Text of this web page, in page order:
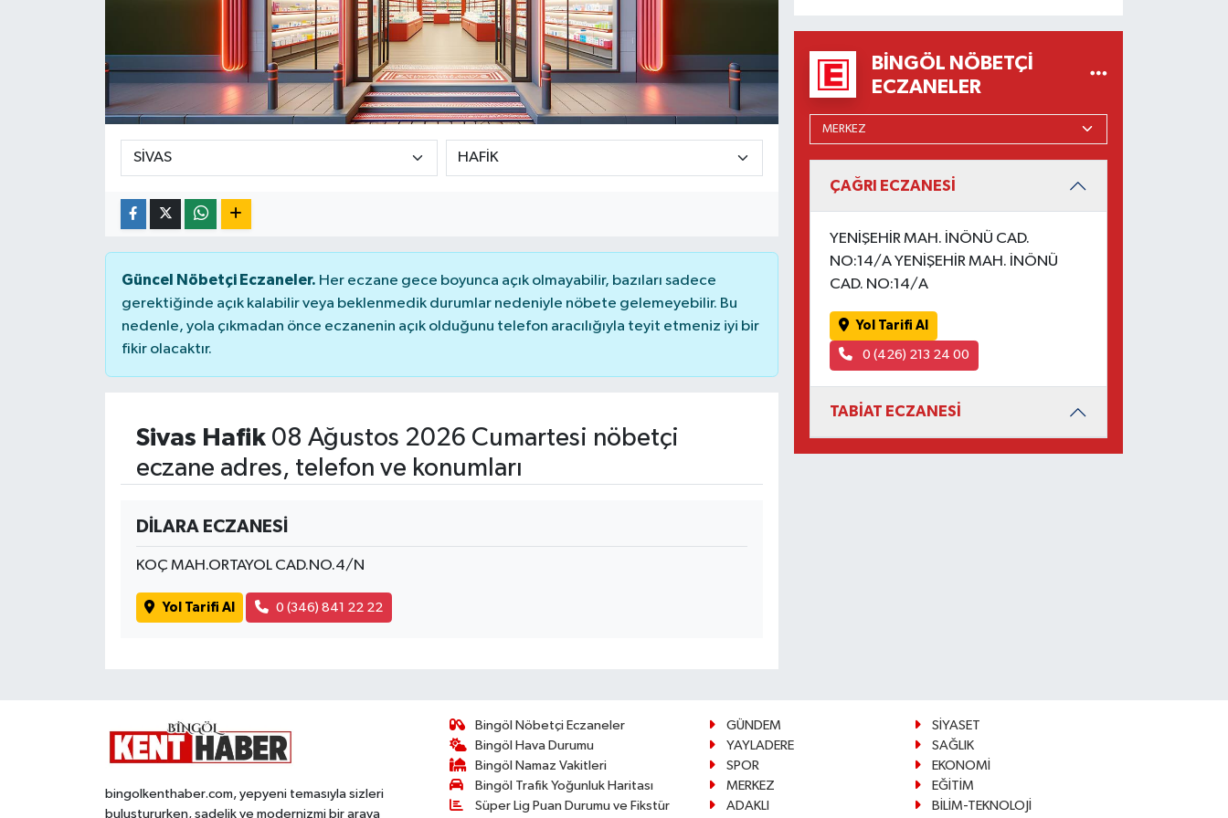
Güncel Nöbetçi Eczaneler. Her eczane gece boyunca açık olmayabilir, bazıları sadece
gerektiğinde açık kalabilir veya beklenmedik durumlar nedeniyle nöbete gelemeyebilir. Bu
nedenle, yola çıkmadan önce eczanenin açık olduğunu telefon aracılığıyla teyit etmeniz iyi bir
fikir olacaktır.
Sivas Hafik08 Ağustos 2026 Cumartesi nöbetçi
eczane adres, telefon ve konumları
DİLARA ECZANESİ
KOÇ MAH.ORTAYOL CAD.NO.4/N
Yol Tarifi Al 0 (346) 841 22 22
BINGÖL NÖBETÇI
ECZANELER
ÇAĞRI ECZANESİ
YENİŞEHİR MAH. İNÖNÜ CAD.
NO:14/A YENİŞEHİR MAH. İNÖNÜ
CAD. NO:14/A
Yol Tarifi Al
0 (426) 213 24 00
TABİAT ECZANESİ
bingolkenthaber.com, yepyeni temasıyla sizleri
buluştururken, sadelik ve modernizmi bir araya
Bingöl Nöbetçi Eczaneler
Bingöl Hava Durumu
Bingöl Namaz Vakitleri
Bingöl Trafik Yoğunluk Haritası
Süper Lig Puan Durumu ve Fikstür
GÜNDEM
SİYASET
YAYLADERE
SAĞLIK
SPOR
EKONOMİ
MERKEZ
EĞİTİM
ADAKLI
BİLİM-TEKNOLOJİ
RESMİ İLANLAR
YAYLADERE